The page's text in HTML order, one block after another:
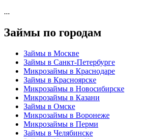
...
Займы по городам
Займы в Москве
Займы в Санкт-Петербурге
Микрозаймы в Краснодаре
Займы в Красноярске
Микрозаймы в Новосибирске
Микрозаймы в Казани
Займы в Омске
Микрозаймы в Воронеже
Микрозаймы в Перми
Займы в Челябинске